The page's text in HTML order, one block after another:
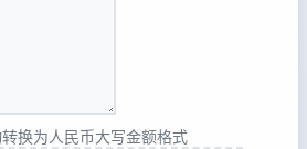
换为人民币大写金额格式